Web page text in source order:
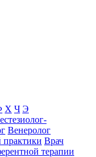
Х Ч Э
Венеролог
Врач
терапии